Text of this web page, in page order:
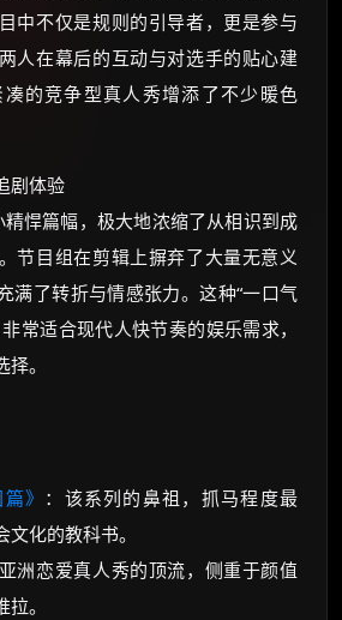
中不仅是规则的引导者，更是参与
人在幕后的互动与对选手的贴心建
的竞争型真人秀增添了不少暖色
剧体验
悍篇幅，极大地浓缩了从相识到成
节目组在剪辑上摒弃了大量无意义
满了转折与情感张力。这种“一口气
常适合现代人快节奏的娱乐需求，
。
》 ：该系列的鼻祖，抓马程度最
化的教科书。
洲恋爱真人秀的顶流，侧重于颜值
。